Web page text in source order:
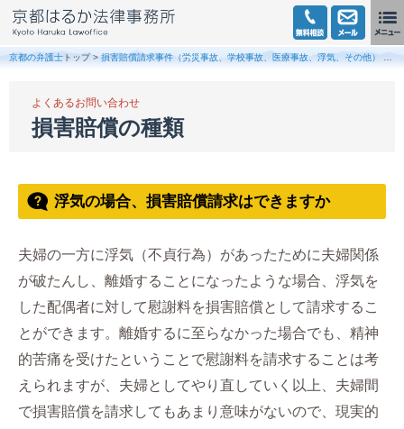
京都の弁護士 トップ > 損害賠償請求事件（労災事故、学校事故、医療事故、浮気、その他）
よくあるお問い合わせ
損害賠償の種類
浮気の場合、損害賠償請求はできますか
夫婦の一方に浮気（不貞行為）があったために夫婦関係
が破たんし、離婚することになったような場合、浮気を
した配偶者に対して慰謝料を損害賠償として請求するこ
とができます。離婚するに至らなかった場合でも、精神
的苦痛を受けたということで慰謝料を請求することは考
えられますが、夫婦としてやり直していく以上、夫婦間
で損害賠償を請求してもあまり意味がないので、現実的